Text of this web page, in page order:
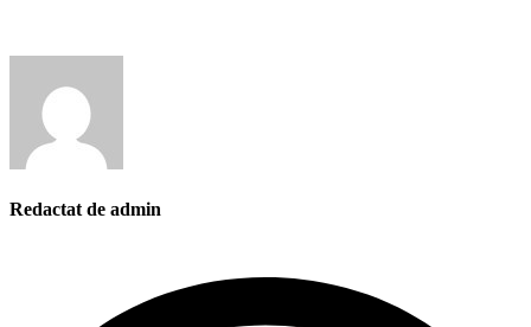
Redactat de admin